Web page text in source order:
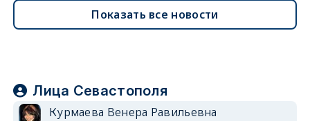
Показать все новости
Лица Севастополя
Курмаева Венера Равильевна